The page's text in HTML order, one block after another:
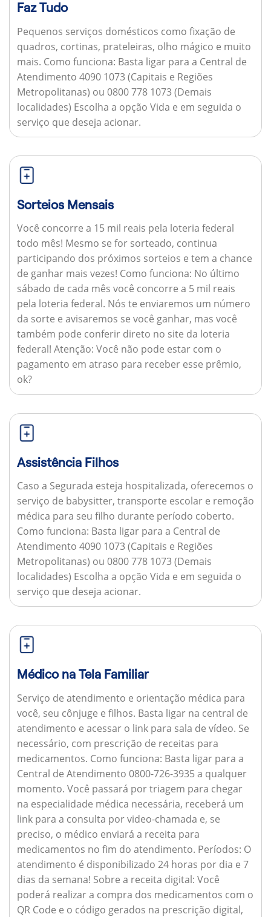
Faz Tudo
Pequenos serviços domésticos como fixação de
quadros, cortinas, prateleiras, olho mágico e muito
mais. Como funciona: Basta ligar para a Central de
Atendimento 4090 1073 (Capitais e Regiões
Metropolitanas) ou 0800 778 1073 (Demais
localidades) Escolha a opção Vida e em seguida o
serviço que deseja acionar.
Sorteios Mensais
Você concorre a 15 mil reais pela loteria federal
todo mês! Mesmo se for sorteado, continua
participando dos próximos sorteios e tem a chance
de ganhar mais vezes! Como funciona: No último
sábado de cada mês você concorre a 5 mil reais
pela loteria federal. Nós te enviaremos um número
da sorte e avisaremos se você ganhar, mas você
também pode conferir direto no site da loteria
federal! Atenção: Você não pode estar com o
pagamento em atraso para receber esse prêmio,
ok?
Assistência Filhos
Caso a Segurada esteja hospitalizada, oferecemos o
serviço de babysitter, transporte escolar e remoção
médica para seu filho durante período coberto.
Como funciona: Basta ligar para a Central de
Atendimento 4090 1073 (Capitais e Regiões
Metropolitanas) ou 0800 778 1073 (Demais
localidades) Escolha a opção Vida e em seguida o
serviço que deseja acionar.
Médico na Tela Familiar
Serviço de atendimento e orientação médica para
você, seu cônjuge e filhos. Basta ligar na central de
atendimento e acessar o link para sala de vídeo. Se
necessário, com prescrição de receitas para
medicamentos. Como funciona: Basta ligar para a
Central de Atendimento 0800-726-3935 a qualquer
momento. Você passará por triagem para chegar
na especialidade médica necessária, receberá um
link para a consulta por video-chamada e, se
preciso, o médico enviará a receita para
medicamentos no fim do atendimento. Períodos: O
atendimento é disponibilizado 24 horas por dia e 7
dias da semana! Sobre a receita digital: Você
poderá realizar a compra dos medicamentos com o
QR Code e o código gerados na prescrição digital,